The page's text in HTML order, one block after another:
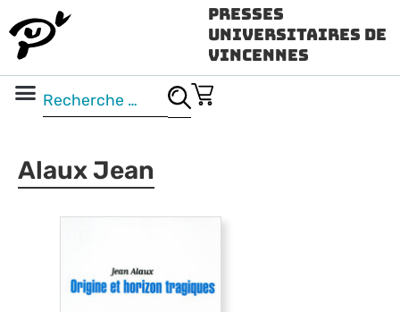
Presses
Universitaires de
Vincennes
Alaux Jean